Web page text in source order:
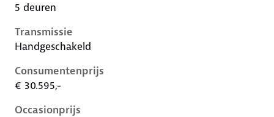
5 deuren
Transmissie
Handgeschakeld
Consumentenprijs
€ 30.595,-
Occasionprijs